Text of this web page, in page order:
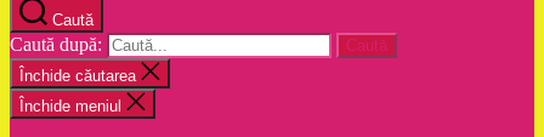
Caută
Caută după:
Închide căutarea
Închide meniul